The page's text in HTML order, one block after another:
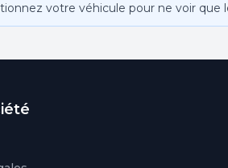
votre véhicule pour ne voir que